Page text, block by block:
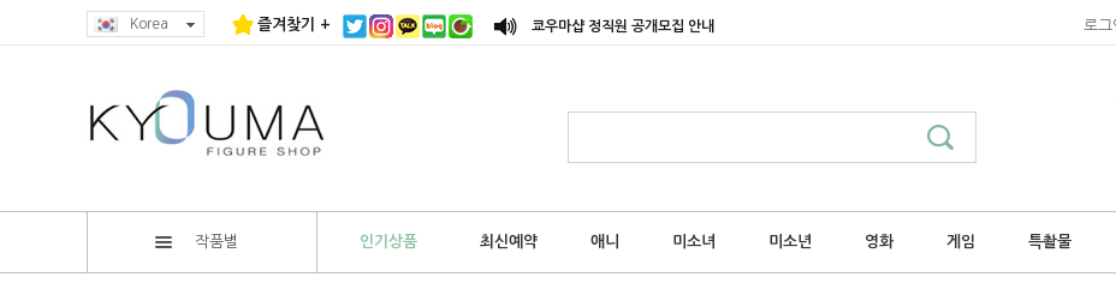
Korea 즐겨찾기 + 쿄우마샵 정직원 공개모집 안내 로그
작품별 인기상품 최신예약 애니 미소녀 미소년 영화 게임 특촬물